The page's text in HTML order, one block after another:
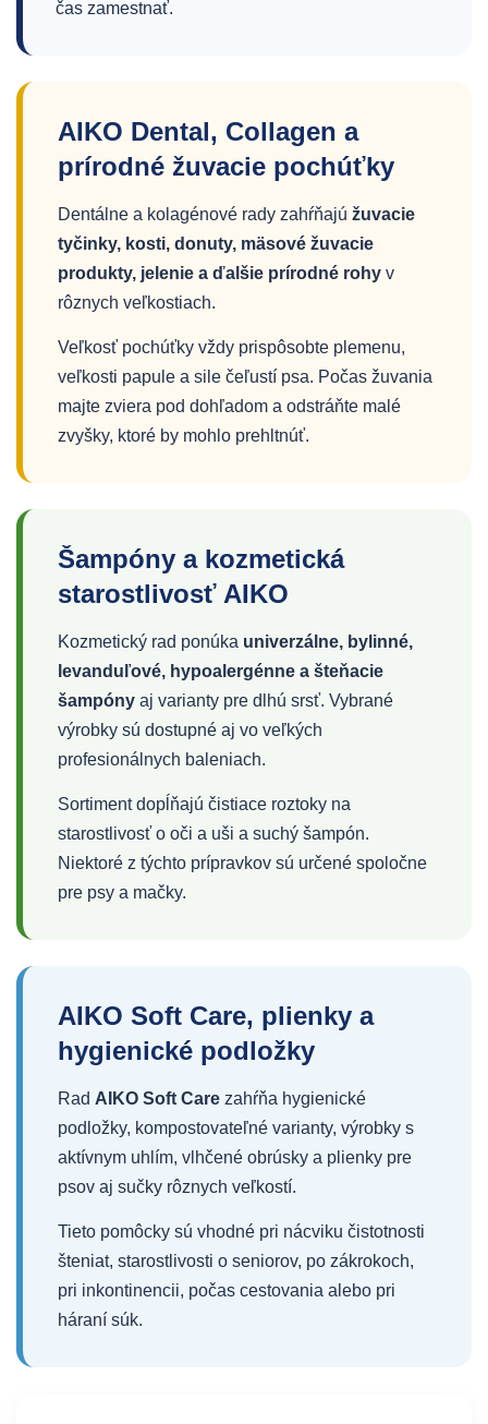
čas zamestnať.
AIKO Dental, Collagen a
prírodné žuvacie pochúťky
Dentálne a kolagénové rady zahŕňajú žuvacie
tyčinky, kosti, donuty, mäsové žuvacie
produkty, jelenie a ďalšie prírodné rohy v
rôznych veľkostiach.
Veľkosť pochúťky vždy prispôsobte plemenu,
veľkosti papule a sile čeľustí psa. Počas žuvania
majte zviera pod dohľadom a odstráňte malé
zvyšky, ktoré by mohlo prehltnúť.
Šampóny a kozmetická
starostlivosť AIKO
Kozmetický rad ponúka univerzálne, bylinné,
levanduľové, hypoalergénne a šteňacie
šampóny aj varianty pre dlhú srsť. Vybrané
výrobky sú dostupné aj vo veľkých
profesionálnych baleniach.
Sortiment dopĺňajú čistiace roztoky na
starostlivosť o oči a uši a suchý šampón.
Niektoré z týchto prípravkov sú určené spoločne
pre psy a mačky.
AIKO Soft Care, plienky a
hygienické podložky
Rad AIKO Soft Care zahŕňa hygienické
podložky, kompostovateľné varianty, výrobky s
aktívnym uhlím, vlhčené obrúsky a plienky pre
psov aj sučky rôznych veľkostí.
Tieto pomôcky sú vhodné pri nácviku čistotnosti
šteniat, starostlivosti o seniorov, po zákrokoch,
pri inkontinencii, počas cestovania alebo pri
háraní súk.